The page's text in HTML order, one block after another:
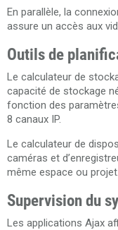
En parallèle, la
assure un accès aux
Outils de
Le calculateur de
capacité de stockage
fonction des
8 canaux IP.
Le calculateur de
caméras et
même espace ou projet.
Supervision du
Les applications Ajax